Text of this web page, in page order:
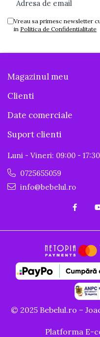
Vreau sa primesc newsletter
in Politica de Confidentialitate
Magazinul meu
Clienti
Date comerciale
Suport clienti
Luni - Vineri: 09:00 - 17:30
0725655059
info@bebelul.ro
© 2025 Bebelul.ro –
Platforma E-